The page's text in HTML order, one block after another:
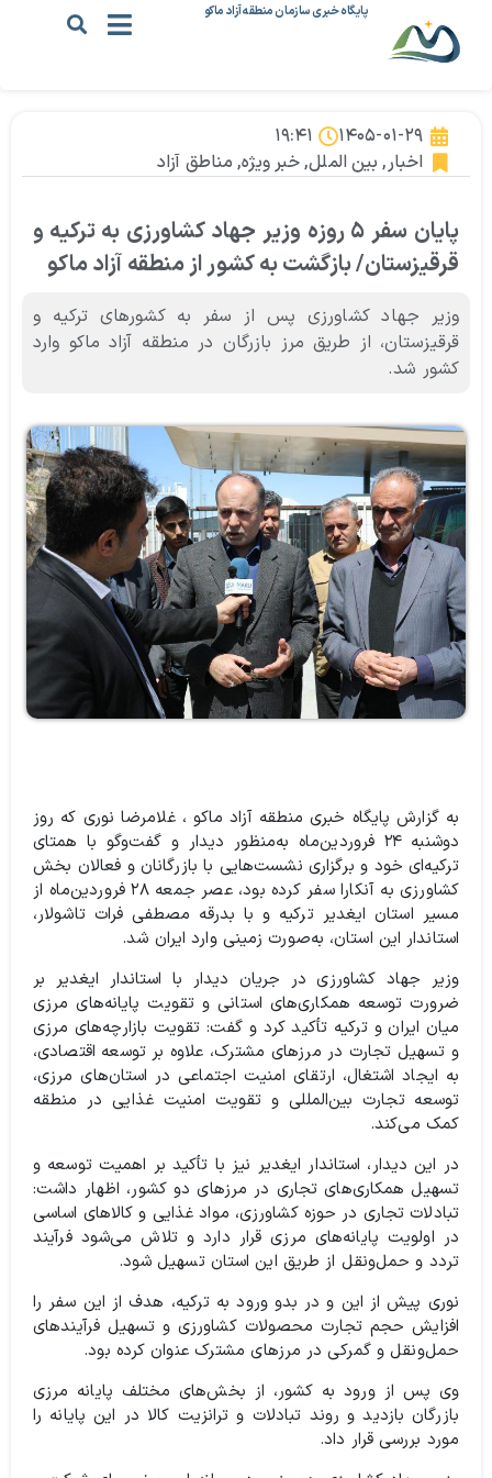
پایگاه خبری سازمان منطقه آزاد ماکو
۱۴۰۵-۰۱-۲۹
۱۹:۴۱
اخبار, بین الملل,خبر ویژه, مناطق آزاد
پایان سفر ۵ روزه وزیر جهاد کشاورزی به ترکیه و
قرقیزستان/ بازگشت به کشور از منطقه آزاد ماکو
وزیر جهاد کشاورزی پس از سفر به کشورهای ترکیه و
قرقیزستان، از طریق مرز بازرگان در منطقه آزاد ماکو وارد
کشور شد.
به گزارش پایگاه خبری منطقه آزاد ماکو ، غلامرضا نوری که روز
دوشنبه ۲۴ فروردین‌ماه به‌منظور دیدار و گفت‌وگو با همتای
ترکیه‌ای خود و برگزاری نشست‌هایی با بازرگانان و فعالان بخش
کشاورزی به آنکارا سفر کرده بود، عصر جمعه ۲۸ فروردین‌ماه از
مسیر استان ایغدیر ترکیه و با بدرقه مصطفی فرات تاشولار،
استاندار این استان، به‌صورت زمینی وارد ایران شد.
وزیر جهاد کشاورزی در جریان دیدار با استاندار ایغدیر بر
ضرورت توسعه همکاری‌های استانی و تقویت پایانه‌های مرزی
میان ایران و ترکیه تأکید کرد و گفت: تقویت بازارچه‌های مرزی
و تسهیل تجارت در مرزهای مشترک، علاوه بر توسعه اقتصادی،
به ایجاد اشتغال، ارتقای امنیت اجتماعی در استان‌های مرزی،
توسعه تجارت بین‌المللی و تقویت امنیت غذایی در منطقه
کمک می‌کند.
در این دیدار، استاندار ایغدیر نیز با تأکید بر اهمیت توسعه و
تسهیل همکاری‌های تجاری در مرزهای دو کشور، اظهار داشت:
تبادلات تجاری در حوزه کشاورزی، مواد غذایی و کالاهای اساسی
در اولویت پایانه‌های مرزی قرار دارد و تلاش می‌شود فرآیند
تردد و حمل‌ونقل از طریق این استان تسهیل شود.
نوری پیش از این و در بدو ورود به ترکیه، هدف از این سفر را
افزایش حجم تجارت محصولات کشاورزی و تسهیل فرآیندهای
حمل‌ونقل و گمرکی در مرزهای مشترک عنوان کرده بود.
وی پس از ورود به کشور، از بخش‌های مختلف پایانه مرزی
بازرگان بازدید و روند تبادلات و ترانزیت کالا در این پایانه را
مورد بررسی قرار داد.